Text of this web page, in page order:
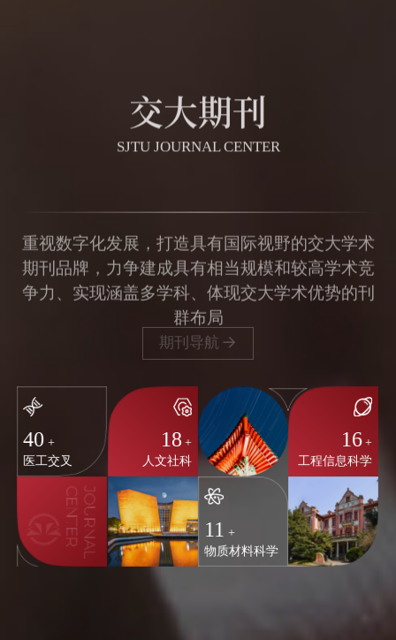
交大期刊
SJTU JOURNAL CENTER
期刊品牌，力争建成具有相当规模和较高学术竞
争力、实现涵盖多学科、体现交大学术优势的刊
群布局
期刊导航
40 +
医工交叉
18 +
人文社科
16 +
工程信息科学
11 +
物质材料科学